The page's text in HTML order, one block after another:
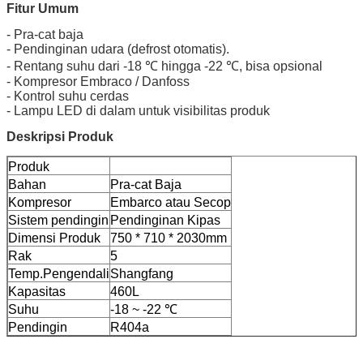
Fitur Umum
- Pra-cat baja
- Pendinginan udara (defrost otomatis).
- Rentang suhu dari -18 ℃ hingga -22 ℃, bisa opsional
- Kompresor Embraco / Danfoss
- Kontrol suhu cerdas
- Lampu LED di dalam untuk visibilitas produk
Deskripsi Produk
Produk
Bahan
Pra-cat Baja
Kompresor
Embarco atau Secop
Sistem pendingin Pendinginan Kipas
Dimensi Produk
750 * 710 * 2030mm
Rak
5
Temp.PengendaliShangfang
Kapasitas
460L
Suhu
‐18 ~ ‐22 ℃
Pendingin
R404a